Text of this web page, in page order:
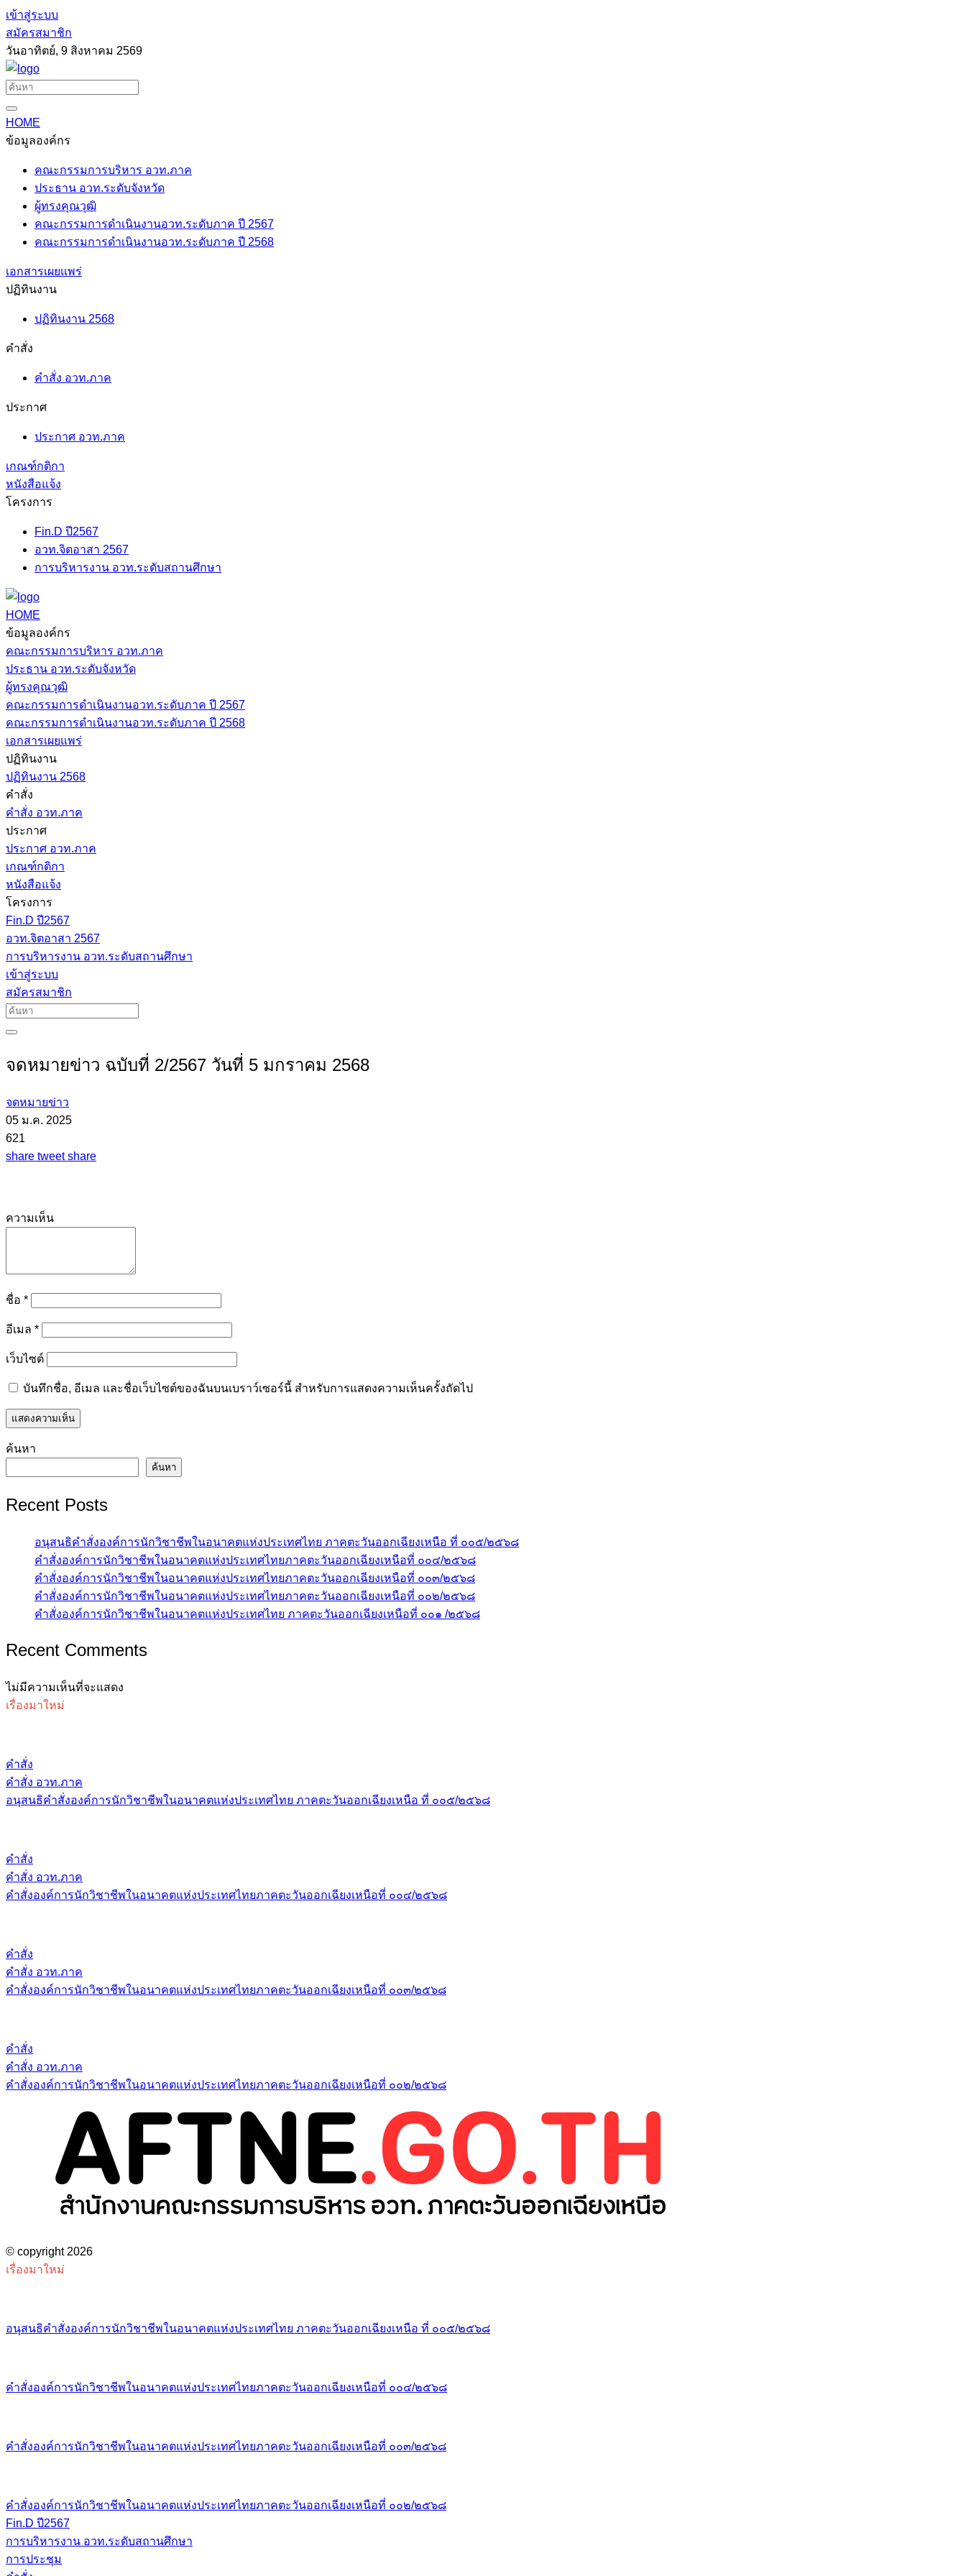
เข้าสู่ระบบ
สมัครสมาชิก
วันอาทิตย์, 9 สิงหาคม 2569
HOME
ข้อมูลองค์กร
คณะกรรมการบริหาร อวท.ภาค
ประธาน อวท.ระดับจังหวัด
ผู้ทรงคุณวุฒิ
คณะกรรมการดำเนินงานอวท.ระดับภาค ปี 2567
คณะกรรมการดำเนินงานอวท.ระดับภาค ปี 2568
เอกสารเผยแพร่
ปฏิทินงาน
ปฏิทินงาน 2568
คำสั่ง
คำสั่ง อวท.ภาค
ประกาศ
ประกาศ อวท.ภาค
เกณฑ์กติกา
หนังสือแจ้ง
โครงการ
Fin.D ปี2567
อวท.จิตอาสา 2567
การบริหารงาน อวท.ระดับสถานศึกษา
HOME
ข้อมูลองค์กร
คณะกรรมการบริหาร อวท.ภาค
ประธาน อวท.ระดับจังหวัด
ผู้ทรงคุณวุฒิ
คณะกรรมการดำเนินงานอวท.ระดับภาค ปี 2567
คณะกรรมการดำเนินงานอวท.ระดับภาค ปี 2568
เอกสารเผยแพร่
ปฏิทินงาน
ปฏิทินงาน 2568
คำสั่ง
คำสั่ง อวท.ภาค
ประกาศ
ประกาศ อวท.ภาค
เกณฑ์กติกา
หนังสือแจ้ง
โครงการ
Fin.D ปี2567
อวท.จิตอาสา 2567
การบริหารงาน อวท.ระดับสถานศึกษา
เข้าสู่ระบบ
สมัครสมาชิก
จดหมายข่าว ฉบับที่ 2/2567 วันที่ 5 มกราคม 2568
จดหมายข่าว
05 ม.ค. 2025
621
share tweet share
ความเห็น
ชื่อ *
อีเมล *
เว็บไซต์
บันทึกชื่อ, อีเมล และชื่อเว็บไซต์ของฉันบนเบราว์เซอร์นี้ สำหรับการแสดงความเห็นครั้งถัดไป
ค้นหา
ค้นหา
Recent Posts
อนุสนธิคำสั่งองค์การนักวิชาชีพในอนาคตแห่งประเทศไทย ภาคตะวันออกเฉียงเหนือ ที่ ๐๐๕/๒๕๖๘
คำสั่งองค์การนักวิชาชีพในอนาคตแห่งประเทศไทยภาคตะวันออกเฉียงเหนือที่ ๐๐๔/๒๕๖๘
คำสั่งองค์การนักวิชาชีพในอนาคตแห่งประเทศไทยภาคตะวันออกเฉียงเหนือที่ ๐๐๓/๒๕๖๘
คำสั่งองค์การนักวิชาชีพในอนาคตแห่งประเทศไทยภาคตะวันออกเฉียงเหนือที่ ๐๐๒/๒๕๖๘
คำสั่งองค์การนักวิชาชีพในอนาคตแห่งประเทศไทย ภาคตะวันออกเฉียงเหนือที่ ๐๐๑ /๒๕๖๘
Recent Comments
ไม่มีความเห็นที่จะแสดง
เรื่องมาใหม่
คำสั่ง
คำสั่ง อวท.ภาค
อนุสนธิคำสั่งองค์การนักวิชาชีพในอนาคตแห่งประเทศไทย ภาคตะวันออกเฉียงเหนือ ที่ ๐๐๕/๒๕๖๘
คำสั่ง
คำสั่ง อวท.ภาค
คำสั่งองค์การนักวิชาชีพในอนาคตแห่งประเทศไทยภาคตะวันออกเฉียงเหนือที่ ๐๐๔/๒๕๖๘
คำสั่ง
คำสั่ง อวท.ภาค
คำสั่งองค์การนักวิชาชีพในอนาคตแห่งประเทศไทยภาคตะวันออกเฉียงเหนือที่ ๐๐๓/๒๕๖๘
คำสั่ง
คำสั่ง อวท.ภาค
คำสั่งองค์การนักวิชาชีพในอนาคตแห่งประเทศไทยภาคตะวันออกเฉียงเหนือที่ ๐๐๒/๒๕๖๘
© copyright 2026
เรื่องมาใหม่
อนุสนธิคำสั่งองค์การนักวิชาชีพในอนาคตแห่งประเทศไทย ภาคตะวันออกเฉียงเหนือ ที่ ๐๐๕/๒๕๖๘
คำสั่งองค์การนักวิชาชีพในอนาคตแห่งประเทศไทยภาคตะวันออกเฉียงเหนือที่ ๐๐๔/๒๕๖๘
คำสั่งองค์การนักวิชาชีพในอนาคตแห่งประเทศไทยภาคตะวันออกเฉียงเหนือที่ ๐๐๓/๒๕๖๘
คำสั่งองค์การนักวิชาชีพในอนาคตแห่งประเทศไทยภาคตะวันออกเฉียงเหนือที่ ๐๐๒/๒๕๖๘
Fin.D ปี2567
การบริหารงาน อวท.ระดับสถานศึกษา
การประชุม